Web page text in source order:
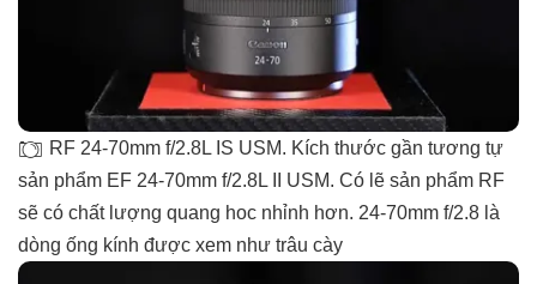
RF 24-70mm f/2.8L IS USM. Kích thước gần tương tự
sản phẩm EF 24-70mm f/2.8L II USM. Có lẽ sản phẩm RF
sẽ có chất lượng quang hoc nhỉnh hơn. 24-70mm f/2.8 là
dòng ống kính được xem như trâu cày